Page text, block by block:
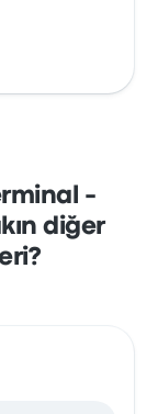
-
diğer